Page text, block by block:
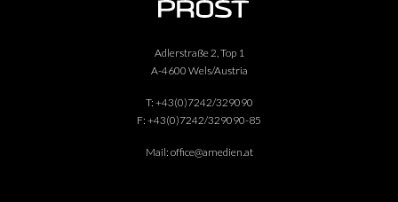
Adlerstraße 2, Top 1
A-4600 Wels/Austria
T: +43(0)7242/329090
F: +43(0)7242/329090-85
Mail: office@amedien.at